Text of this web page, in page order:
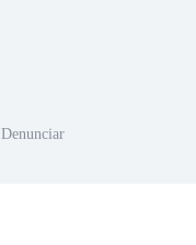
Denunciar